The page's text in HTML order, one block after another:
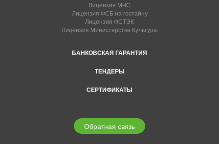
Лицензия МЧС
Лицензия ФСБ на гостайну
Лицензия ФСТЭК
Лицензия Министерства Культуры
БАНКОВСКАЯ ГАРАНТИЯ
ТЕНДЕРЫ
СЕРТИФИКАТЫ
Обратная связь